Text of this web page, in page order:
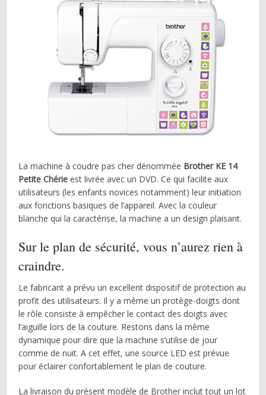
La machine à coudre pas cher dénommée Brother KE 14
Petite Chérie est livrée avec un DVD. Ce qui facilite aux
utilisateurs (les enfants novices notamment) leur initiation
aux fonctions basiques de l’appareil. Avec la couleur
blanche qui la caractérise, la machine a un design plaisant.
Sur le plan de sécurité, vous n’aurez rien à
craindre.
Le fabricant a prévu un excellent dispositif de protection au
profit des utilisateurs. Il y a même un protège-doigts dont
le rôle consiste à empêcher le contact des doigts avec
l’aiguille lors de la couture. Restons dans la même
dynamique pour dire que la machine s’utilise de jour
comme de nuit. A cet effet, une source LED est prévue
pour éclairer confortablement le plan de couture.
La livraison du présent modèle de Brother inclut tout un lot